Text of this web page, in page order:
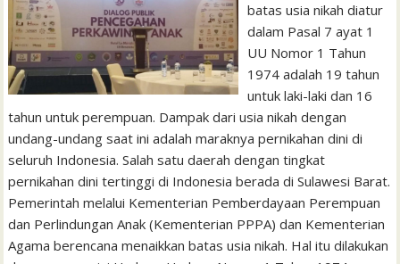
batas usia nikah diatur
dalam Pasal 7 ayat 1
UU Nomor 1 Tahun
1974 adalah 19 tahun
untuk laki-laki dan 16
tahun untuk perempuan. Dampak dari usia nikah dengan
undang-undang saat ini adalah maraknya pernikahan dini di
seluruh Indonesia. Salah satu daerah dengan tingkat
pernikahan dini tertinggi di Indonesia berada di Sulawesi Barat.
Pemerintah melalui Kementerian Pemberdayaan Perempuan
dan Perlindungan Anak (Kementerian PPPA) dan Kementerian
Agama berencana menaikkan batas usia nikah. Hal itu dilakukan